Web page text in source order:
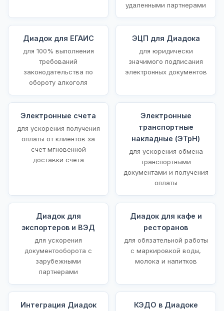
удаленными партнерами
Диадок для ЕГАИС
для 100% выполнения
требований
законодательства по
обороту алкоголя
ЭЦП для Диадока
для юридически
значимого подписания
электронных документов
Электронные счета
для ускорения получения
оплаты от клиентов за
счет мгновенной
доставки счета
Электронные
транспортные
накладные (ЭТрН)
для ускорения обмена
транспортными
документами и получения
оплаты
Диадок для
экспортеров и ВЭД
для ускорения
документооборота с
зарубежными
партнерами
Диадок для кафе и
ресторанов
для обязательной работы
с маркировкой воды,
молока и напитков
Интеграция Диадок
КЭДО в Диадоке